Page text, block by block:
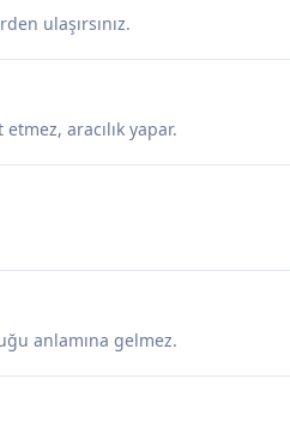
ulaşırsınız.
aracılık yapar.
anlamına gelmez.